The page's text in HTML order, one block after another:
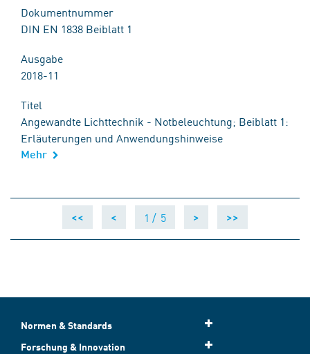
Dokumentnummer
DIN EN 1838 Beiblatt 1
Ausgabe
2018-11
Titel
Angewandte Lichttechnik - Notbeleuchtung; Beiblatt 1:
Erläuterungen und Anwendungshinweise
Mehr
<< < 1 / 5 > >>
Normen & Standards
Forschung & Innovation